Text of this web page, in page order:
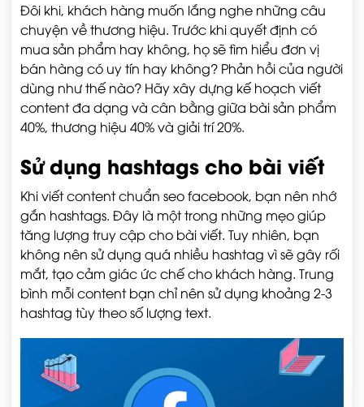
Đôi khi, khách hàng muốn lắng nghe những câu
chuyện về thương hiệu. Trước khi quyết định có
mua sản phẩm hay không, họ sẽ tìm hiểu đơn vị
bán hàng có uy tín hay không? Phản hồi của người
dùng như thế nào? Hãy xây dựng kế hoạch viết
content đa dạng và cân bằng giữa bài sản phẩm
40%, thương hiệu 40% và giải trí 20%.
Sử dụng hashtags cho bài viết
Khi viết content chuẩn seo facebook, bạn nên nhớ
gắn hashtags. Đây là một trong những mẹo giúp
tăng lượng truy cập cho bài viết. Tuy nhiên, bạn
không nên sử dụng quá nhiều hashtag vì sẽ gây rối
mắt, tạo cảm giác ức chế cho khách hàng. Trung
bình mỗi content bạn chỉ nên sử dụng khoảng 2-3
hashtag tùy theo số lượng text.